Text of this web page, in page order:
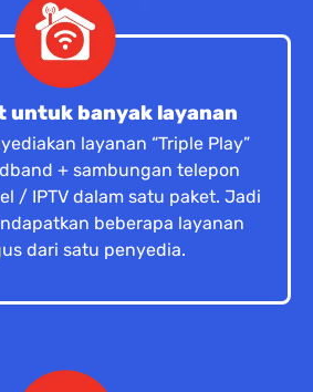
untuk banyak layanan
layanan “Triple Play”
+ sambungan telepon
/ IPTV dalam satu paket. Jadi
beberapa layanan
dari satu penyedia.